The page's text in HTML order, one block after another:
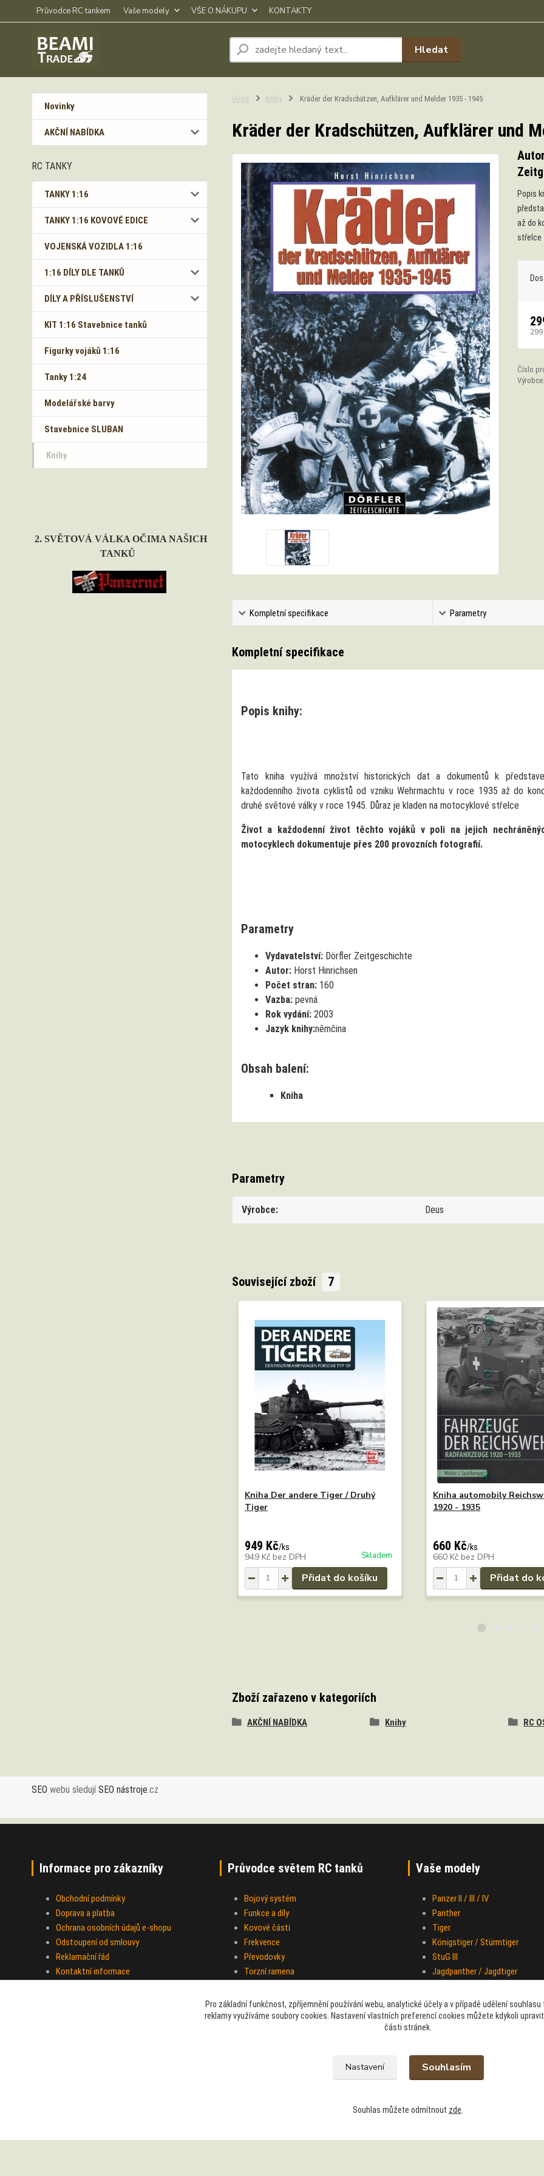
Průvodce RC tankem Vaše modely VŠE O NÁKUPU KONTAKTY
Hledat
Novinky
AKČNÍ NABÍDKA
RC TANKY
TANKY 1:16
TANKY 1:16 KOVOVÉ EDICE
VOJENSKÁ VOZIDLA 1:16
1:16 DÍLY DLE TANKŮ
DÍLY A PŘÍSLUŠENSTVÍ
KIT 1:16 Stavebnice tanků
Figurky vojáků 1:16
Tanky 1:24
Modelářské barvy
Stavebnice SLUBAN
Knihy
2. SVĚTOVÁ VÁLKA OČIMA NAŠICH
TANKŮ
Úvod Knihy Kräder der Kradschützen, Aufklärer und Melder 1935 - 1945
Kräder der Kradschützen, Aufklärer und
Popis
až do
střelce
299
Číslo
Výrobce:
Kompletní specifikace Parametry
Kompletní specifikace
Popis knihy:
Tato kniha využívá množství historických dat a dokumentů k
každodenního života cyklistů od vzniku Wehrmachtu v roce 1935 až do
druhé světové války v roce 1945. Důraz je kladen na motocyklové střelce
Život a každodenní život těchto vojáků v poli na jejich
motocyklech dokumentuje přes 200 provozních fotografií.
Parametry
Vydavatelství:Dörfler Zeitgeschichte
Autor:Horst Hinrichsen
Počet stran:160
Vazba:pevná
Rok vydání:2003
Jazyk knihy:němčina
Obsah balení:
Kniha
Parametry
Výrobce Deus
Související zboží 7
Kniha Der andere Tiger / Druhý
Tiger
949 Kč/ks
949 Kč bez DPH Skladem
Přidat do košíku
Kniha automobily
1920 - 1935
660 Kč/ks
660 Kč bez DPH
Přidat do
Zboží zařazeno v kategoriích
AKČNÍ NABÍDKA Knihy RC
SEO webu sledujíSEO nástroje .cz
Informace pro zákazníky
Obchodní podmínky
Doprava a platba
Ochrana osobních údajů e-shopu
Odstoupení od smlouvy
Reklamační řád
Kontaktní informace
Průvodce světem RC tanků
Bojový systém
Funkce a díly
Kovové části
Frekvence
Převodovky
Torzní ramena
Vaše modely
Panzer II / III / IV
Panther
Tiger
Königstiger / Stürmtiger
StuG III
Jagdpanther / Jagdtiger
KV-1 / KV-2 / KV-7
M26 Pershing
Half-track M-16
Sd.Kfz. 251 "Hakl"
Pro základní funkčnost, zpříjemnění používání webu, analytické účely a v případě udělení
reklamy využíváme soubory cookies. Nastavení vlastních preferencí cookies můžete kdykoli
části stránek.
Nastavení Souhlasím
Souhlas můžete odmítnout zde